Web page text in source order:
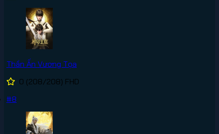
Thần Ấn Vương Tọa
0 (208/208) FHD
#8